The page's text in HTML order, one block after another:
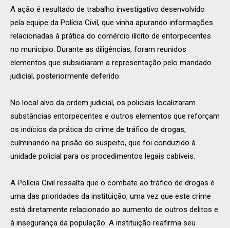
A ação é resultado de trabalho investigativo desenvolvido
pela equipe da Polícia Civil, que vinha apurando informações
relacionadas à prática do comércio ilícito de entorpecentes
no município. Durante as diligências, foram reunidos
elementos que subsidiaram a representação pelo mandado
judicial, posteriormente deferido.
No local alvo da ordem judicial, os policiais localizaram
substâncias entorpecentes e outros elementos que reforçam
os indícios da prática do crime de tráfico de drogas,
culminando na prisão do suspeito, que foi conduzido à
unidade policial para os procedimentos legais cabíveis.
A Polícia Civil ressalta que o combate ao tráfico de drogas é
uma das prioridades da instituição, uma vez que este crime
está diretamente relacionado ao aumento de outros delitos e
à insegurança da população. A instituição reafirma seu